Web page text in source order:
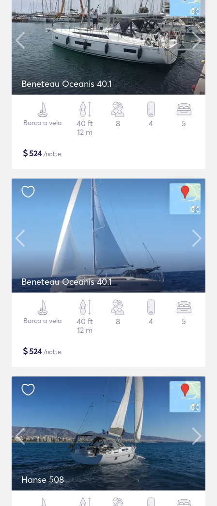
Beneteau Oceanis 40.1
Barca a vela
40 ft
12 m
8 4 5
$524/notte
Beneteau Oceanis 40.1
Barca a vela
40 ft
12 m
8 4 5
$524/notte
Hanse 508